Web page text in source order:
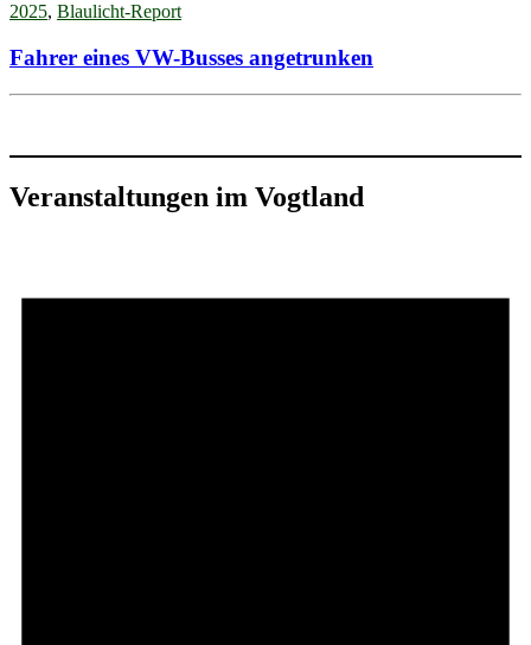
2025, Blaulicht-Report
Fahrer eines VW-Busses angetrunken
Veranstaltungen im Vogtland